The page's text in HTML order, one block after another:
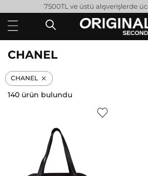
7500TL ve üstü alışverişlerde
CHANEL
CHANEL
140 ürün bulundu